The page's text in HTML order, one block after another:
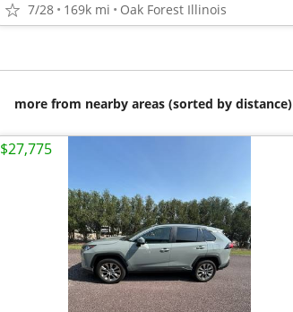
7/28 169k mi Oak Forest Illinois
more from nearby areas (sorted by distance)
$27,775